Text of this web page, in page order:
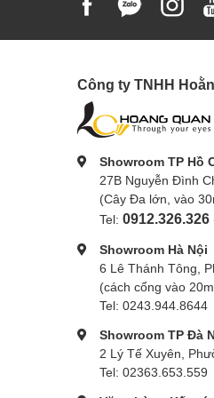
Công ty TNHH
Showroom TP Hồ
27B Nguyễn Đình
(Cây Đa lớn, vào
Tel: 0912.326.326
Showroom Hà Nội
6 Lê Thánh Tông,
(cách cổng vào
Tel: 0243.944.8644
Showroom TP Đà
2 Lý Tế Xuyên,
Tel: 02363.653.559